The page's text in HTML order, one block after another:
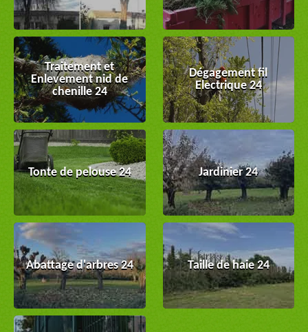
Traitement et
Enlevement nid de
chenille 24
Dégagement fil
Electrique 24
Tonte de pelouse 24 Jardinier 24
Abattage d'arbres 24 Taille de haie 24